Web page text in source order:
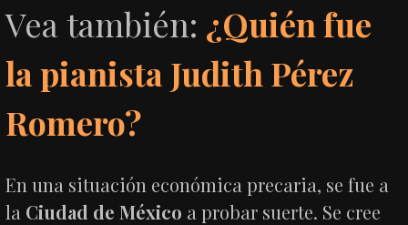
Vea también: ¿Quién fue
la pianista Judith Pérez
Romero?
En una situación económica precaria, se fue a
la Ciudad de México a probar suerte. Se cree